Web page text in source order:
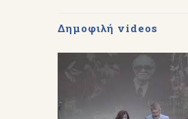
Δημοφιλή videos